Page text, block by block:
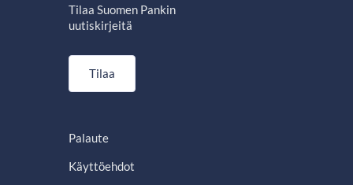
Tilaa Suomen Pankin
uutiskirjeitä
Tilaa
Palaute
Käyttöehdot